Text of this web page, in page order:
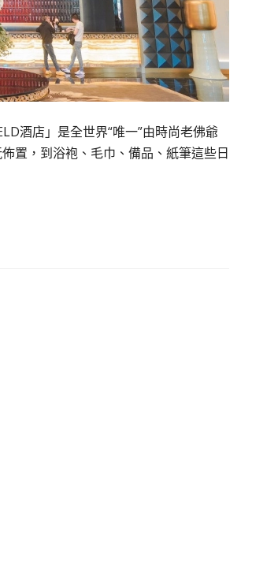
酒店」是全世界“唯一”由時尚老佛爺
置，到浴袍、毛巾、備品、紙筆這些日